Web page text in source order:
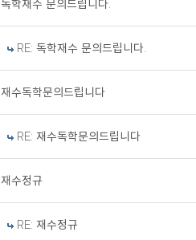
독학재수 문의드립니다.
RE: 독학재수 문의드립니다.
재수독학문의드립니다
RE: 재수독학문의드립니다
재수정규
RE: 재수정규